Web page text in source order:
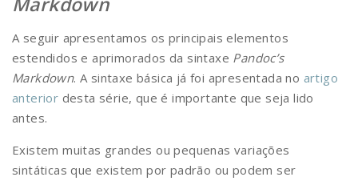
A seguir apresentamos os principais elementos
estendidos e aprimorados da sintaxe Pandoc’s
Markdown. A sintaxe básica já foi apresentada no artigo
anterior desta série, que é importante que seja lido
antes.
Existem muitas grandes ou pequenas variações
sintáticas que existem por padrão ou podem ser